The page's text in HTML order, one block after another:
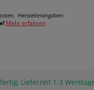
Herstellerangaben
Mehr erfahren
Lieferzeit 1-3